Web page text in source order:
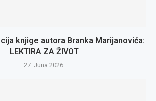
knjige autora Branka Marijanovića:
LEKTIRA ZA ŽIVOT
27. Juna 2026.